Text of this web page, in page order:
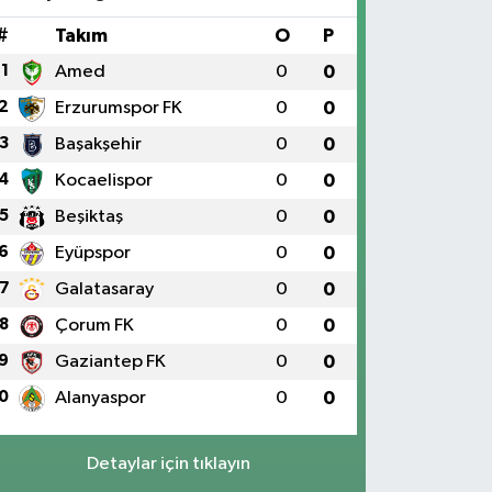
Takım O P
1 Amed 0 0
Erzurumspor FK 0 0
3 Başakşehir 0 0
Kocaelispor 0 0
5 Beşiktaş 0 0
Eyüpspor 0 0
7 Galatasaray 0 0
8 Çorum FK 0 0
Gaziantep FK 0 0
Alanyaspor 0 0
Detaylar için tıklayın